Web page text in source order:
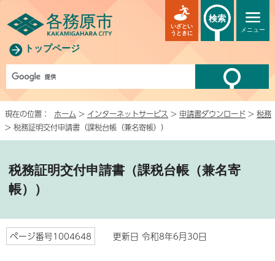
トップページ
メニュー
いざとい
うときに
検索
現在の位置： ホーム > インターネットサービス > 申請書ダウンロード > 税務
> 税務証明交付申請書（課税台帳（兼名寄帳））
税務証明交付申請書（課税台帳（兼名寄
帳））
ページ番号1004648 更新日 令和8年6月30日